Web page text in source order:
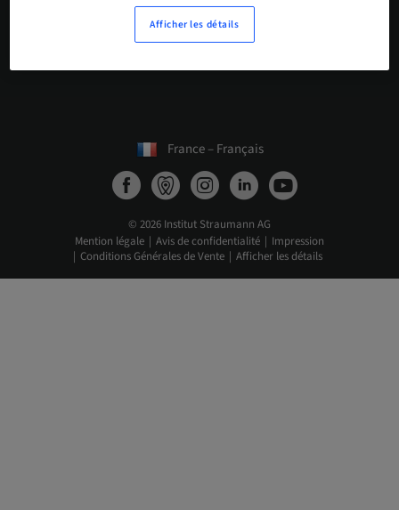
Aucun résultat trouvé
Nous n’avons pas trouvé ce que vous cherchez
France – Français
© 2026 Institut Straumann AG
Mention légale
Avis de confidentialité
Impression
Conditions Générales de Vente
Afficher les détails
Afficher les détails